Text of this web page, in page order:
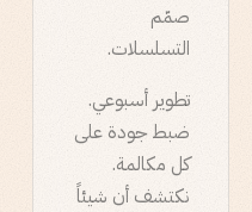
صمّم
التسلسلات.
تطوير أسبوعي.
ضبط جودة على
كل مكالمة.
نكتشف أن شيئاً